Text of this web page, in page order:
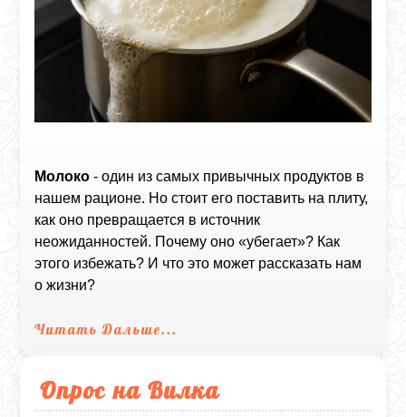
Молоко - один из самых привычных продуктов в
нашем рационе. Но стоит его поставить на плиту,
как оно превращается в источник
неожиданностей. Почему оно «убегает»? Как
этого избежать? И что это может рассказать нам
о жизни?
Читать Дальше...
Опрос на Вилка